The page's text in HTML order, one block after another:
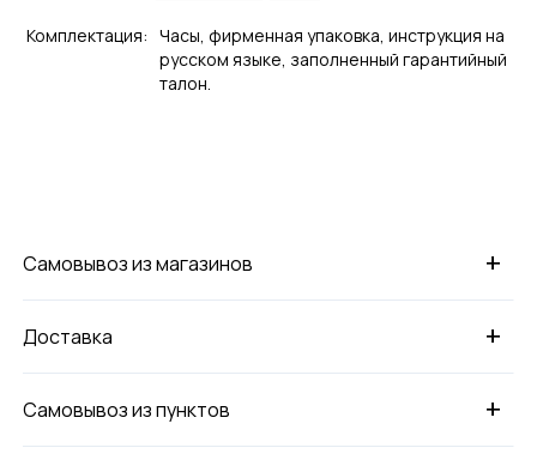
Комплектация: Часы, фирменная упаковка, инструкция на
русском языке, заполненный гарантийный
талон.
+
Самовывоз из магазинов
+
Доставка
+
Самовывоз из пунктов